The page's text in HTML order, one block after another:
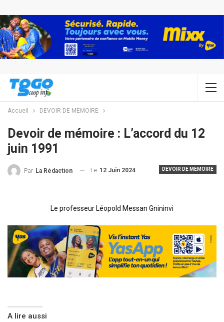
Accueil DEVOIR DE MEMOIRE
Devoir de mémoire : L’accord du 12
juin 1991
DEVOIR DE MEMOIRE
Par La Rédaction Le 12 Juin 2024
Le professeur Léopold Messan Gnininvi
A lire aussi